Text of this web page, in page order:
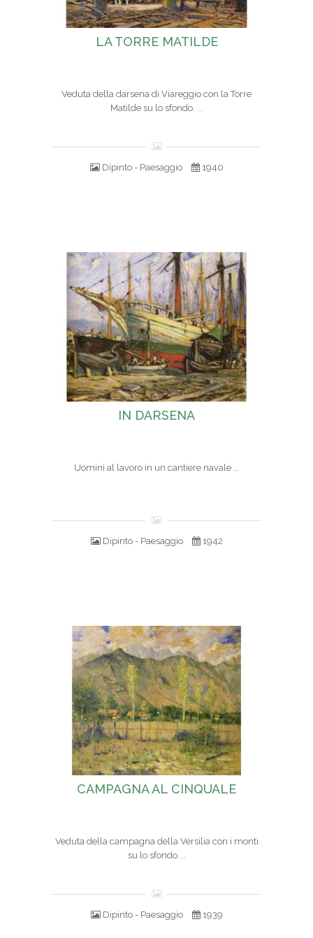
LA TORRE MATILDE
Veduta della darsena di Viareggio con la Torre
Matilde su lo sfondo. ...
Dipinto - Paesaggio 1940
IN DARSENA
Uomini al lavoro in un cantiere navale ...
Dipinto - Paesaggio 1942
CAMPAGNA AL CINQUALE
Veduta della campagna della Versilia con i monti
su lo sfondo ...
Dipinto - Paesaggio 1939